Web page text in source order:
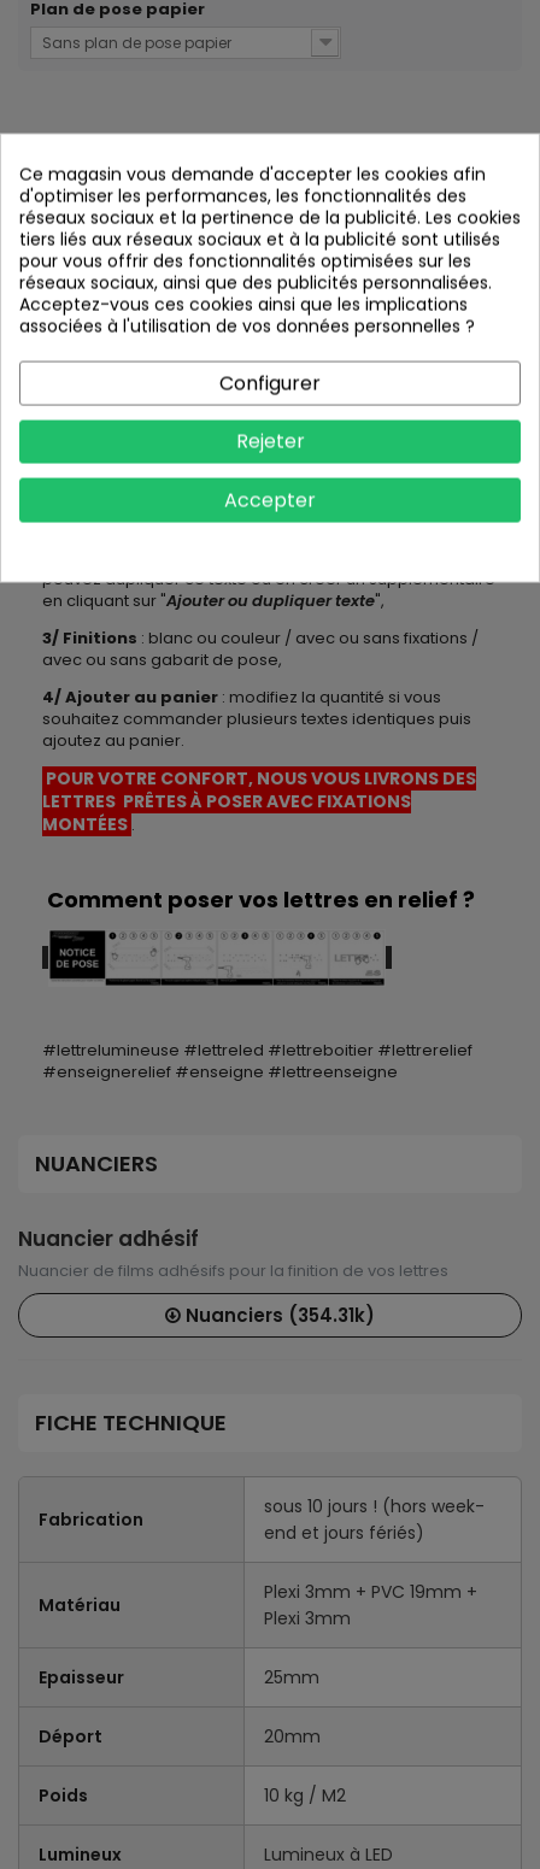
Plan de pose papier
Sans plan de pose papier
INSTRUCTIONS
UTILISATION DU MODULE DE CONCEPTION :
1/ Taille disponible: indiquez les dimensions (largeur et
hauteur en cm) de l'emplacement disponible,
pouvez dupliquer ce texte ou en créer un supplémentaire
en cliquant sur "Ajouter ou dupliquer texte",
3/ Finitions : blanc ou couleur / avec ou sans fixations /
avec ou sans gabarit de pose,
4/Ajouter au panier : modifiez la quantité si vous
souhaitez commander plusieurs textes identiques puis
ajoutez au panier.
POUR VOTRE CONFORT, NOUS VOUS LIVRONS DES
LETTRES PRÊTES À POSER AVEC FIXATIONS
MONTÉES .
Comment poser vos lettres en relief ?
#lettrelumineuse #lettreled #lettreboitier #lettrerelief
#enseignerelief #enseigne #lettreenseigne
NUANCIERS
Nuancier adhésif
Nuancier de films adhésifs pour la finition de vos lettres
Nuanciers (354.31k)
FICHE TECHNIQUE
Fabrication
sous 10 jours ! (hors week-
end et jours fériés)
Matériau
Plexi 3mm + PVC 19mm +
Plexi 3mm
Epaisseur 25mm
Déport 20mm
Poids 10 kg / M2
Lumineux Lumineux à LED
Ce magasin vous demande d'accepter les cookies afin
d'optimiser les performances, les fonctionnalités des
réseaux sociaux et la pertinence de la publicité. Les cookies
tiers liés aux réseaux sociaux et à la publicité sont utilisés
pour vous offrir des fonctionnalités optimisées sur les
réseaux sociaux, ainsi que des publicités personnalisées.
Acceptez-vous ces cookies ainsi que les implications
associées à l'utilisation de vos données personnelles ?
Configurer
Rejeter
Accepter